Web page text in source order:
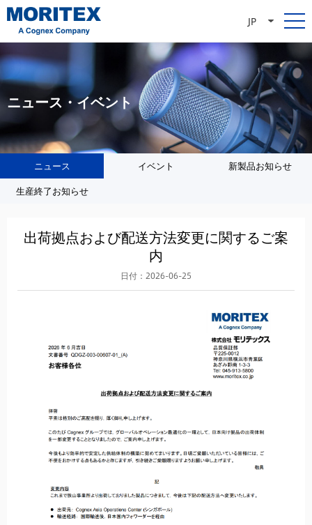
JP
ニュース・イベント
ニュース イベント
新製品お知らせ
生産終了お知らせ
出荷拠点および配送方法変更に関するご案
内
日付：2026-06-25